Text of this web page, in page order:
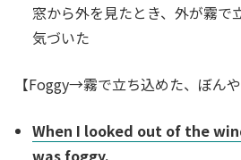
窓から外を見たとき、外が霧で
気づいた
【Foggy→霧で立ち込めた、ぼんや
When I looked out of the
was foggy.